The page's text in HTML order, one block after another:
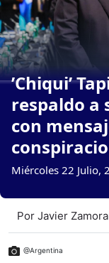
’Chiqui’
respaldo a
con
Miércoles 22 Julio,
Por Javier
@Argentina